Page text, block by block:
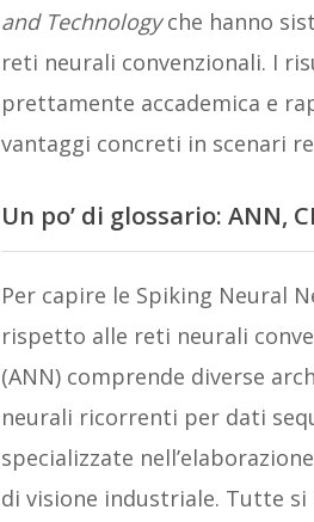
and Technologyche hanno
reti neurali convenzionali. I
prettamente accademica e
vantaggi concreti in scenari
Un po’ di glossario: ANN,
Per capire le Spiking Neural
rispetto alle reti neurali
(ANN) comprende diverse
neurali ricorrenti per dati
specializzate
di visione industriale. Tutte si